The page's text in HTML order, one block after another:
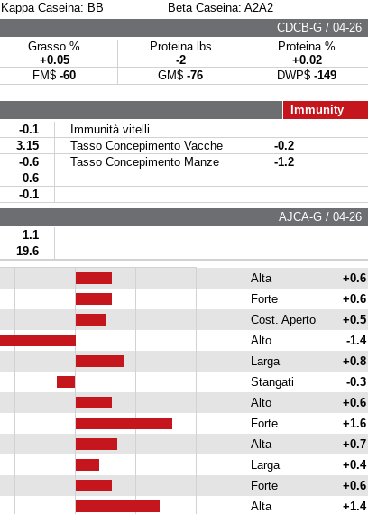
Kappa Caseina: BB
Beta Caseina: A2A2
CDCB-G / 04-26
Grasso %
+0.05
Proteina lbs
-2
Proteina %
+0.02
FM$ -60 GM$ -76 DWP$ -149
Immunity
-0.1
Immunità vitelli
3.15 Tasso Concepimento Vacche
-0.2
-0.6 Tasso Concepimento Manze
-1.2
0.6
-0.1
AJCA-G / 04-26
1.1
19.6
Alta
+0.6
Forte
+0.6
Cost. Aperto
+0.5
Alto
-1.4
Larga
+0.8
Stangati
-0.3
Alto
+0.6
Forte
+1.6
Alta
+0.7
Larga
+0.4
Forte
+0.6
Alta +1.4